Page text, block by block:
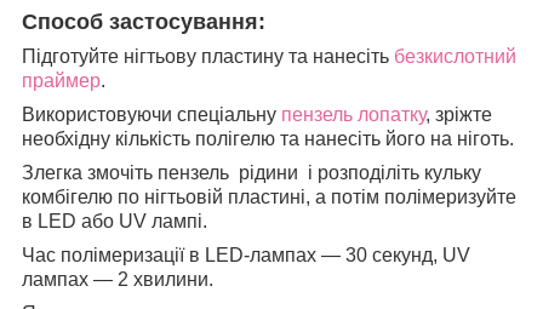
Способ застосування:
Підготуйте нігтьову пластину та нанесіть безкислотний
праймер.
Використовуючи спеціальну пензель лопатку, зріжте
необхідну кількість полігелю та нанесіть його на ніготь.
Злегка змочіть пензель рідини і розподіліть кульку
комбігелю по нігтьовій пластині, а потім полімеризуйте
в LED або UV лампі.
Час полімеризації в LED-лампах — 30 секунд, UV
лампах — 2 хвилини.